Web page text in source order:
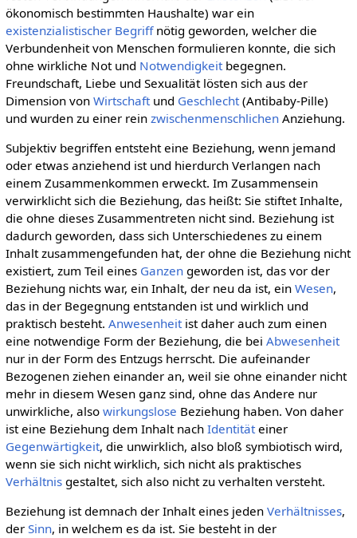
ökonomisch bestimmten Haushalte) war ein
existenzialistischer Begriffnötig geworden, welcher die
Verbundenheit von Menschen formulieren konnte, die sich
ohne wirkliche Not und Notwendigkeitbegegnen.
Freundschaft, Liebe und Sexualität lösten sich aus der
Dimension von Wirtschaftund Geschlecht(Antibaby-Pille)
und wurden zu einer rein zwischenmenschlichenAnziehung.
Subjektiv begriffen entsteht eine Beziehung, wenn jemand
oder etwas anziehend ist und hierdurch Verlangen nach
einem Zusammenkommen erweckt. Im Zusammensein
verwirklicht sich die Beziehung, das heißt: Sie stiftet Inhalte,
die ohne dieses Zusammentreten nicht sind. Beziehung ist
dadurch geworden, dass sich Unterschiedenes zu einem
Inhalt zusammengefunden hat, der ohne die Beziehung nicht
existiert, zum Teil eines Ganzengeworden ist, das vor der
Beziehung nichts war, ein Inhalt, der neu da ist, ein Wesen,
das in der Begegnung entstanden ist und wirklich und
praktisch besteht. Anwesenheitist daher auch zum einen
eine notwendige Form der Beziehung, die bei Abwesenheit
nur in der Form des Entzugs herrscht. Die aufeinander
Bezogenen ziehen einander an, weil sie ohne einander nicht
mehr in diesem Wesen ganz sind, ohne das Andere nur
unwirkliche, also wirkungslose Beziehung haben. Von daher
ist eine Beziehung dem Inhalt nach Identitäteiner
Gegenwärtigkeit, die unwirklich, also bloß symbiotisch wird,
wenn sie sich nicht wirklich, sich nicht als praktisches
Verhältnisgestaltet, sich also nicht zu verhalten versteht.
Beziehung ist demnach der Inhalt eines jeden Verhältnisses,
der Sinn, in welchem es da ist. Sie besteht in der